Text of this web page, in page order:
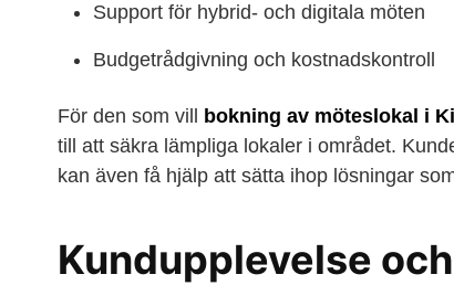
Support för hybrid- och digitala möten
Budgetrådgivning och kostnadskontroll
För den som vill bokning av möteslokal i
till att säkra lämpliga lokaler i området.
kan även få hjälp att sätta ihop lösningar
Kundupplevelse